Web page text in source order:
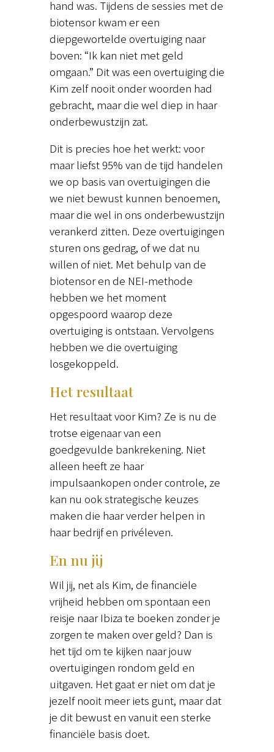
hand was. Tijdens de sessies met de
biotensor kwam er een
diepgewortelde overtuiging naar
boven: “Ik kan niet met geld
omgaan.” Dit was een overtuiging die
Kim zelf nooit onder woorden had
gebracht, maar die wel diep in haar
onderbewustzijn zat.
Dit is precies hoe het werkt: voor
maar liefst 95% van de tijd handelen
we op basis van overtuigingen die
we niet bewust kunnen benoemen,
maar die wel in ons onderbewustzijn
verankerd zitten. Deze overtuigingen
sturen ons gedrag, of we dat nu
willen of niet. Met behulp van de
biotensor en de NEI-methode
hebben we het moment
opgespoord waarop deze
overtuiging is ontstaan. Vervolgens
hebben we die overtuiging
losgekoppeld.
Het resultaat
Het resultaat voor Kim? Ze is nu de
trotse eigenaar van een
goedgevulde bankrekening. Niet
alleen heeft ze haar
impulsaankopen onder controle, ze
kan nu ook strategische keuzes
maken die haar verder helpen in
haar bedrijf en privéleven.
En nu jij
Wil jij, net als Kim, de financiële
vrijheid hebben om spontaan een
reisje naar Ibiza te boeken zonder je
zorgen te maken over geld? Dan is
het tijd om te kijken naar jouw
overtuigingen rondom geld en
uitgaven. Het gaat er niet om dat je
jezelf nooit meer iets gunt, maar dat
je dit bewust en vanuit een sterke
financiële basis doet.